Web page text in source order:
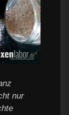
nur